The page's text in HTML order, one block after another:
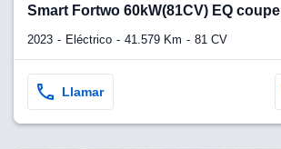
Smart Fortwo 60kW(81CV) EQ coupe
2023 Eléctrico 41.579 Km 81 CV
Llamar